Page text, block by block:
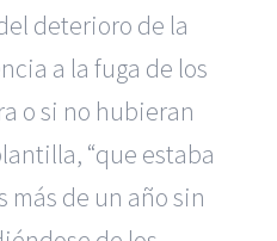
deterioro de la
a la fuga de los
o si no hubieran
“que estaba
más de un año sin